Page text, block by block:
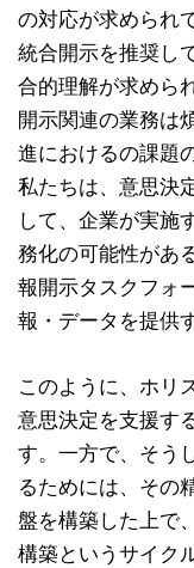
の対応が求められ
統合開示を推奨し
合的理解が求めら
開示関連の業務は
進におけるの課題
私たちは、意思決
して、企業が実施
務化の可能性があ
報開示タスクフォ
報・データを提供
このように、ホリ
意思決定を支援す
す。一方で、そう
るためには、その
盤を構築した上で
構築というサイク